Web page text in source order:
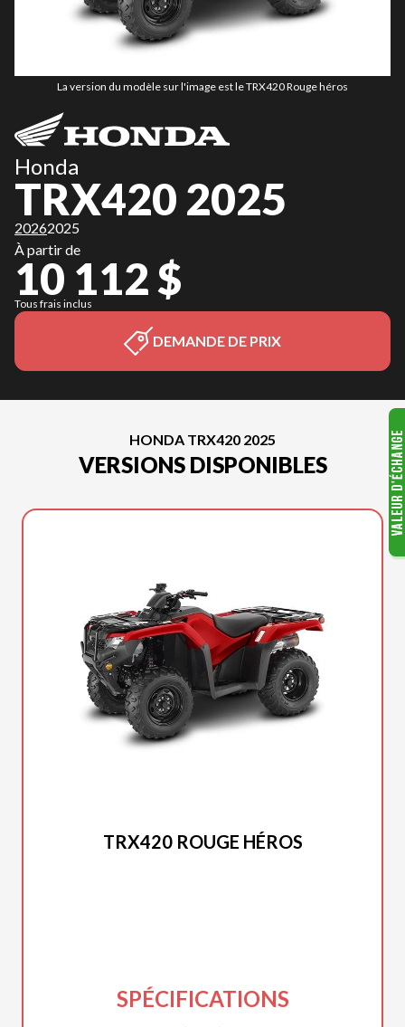
La version du modèle sur l'image est le TRX420 Rouge héros
Honda
TRX420 2025
20262025
À partir de
10 112 $
Tous frais inclus
DEMANDE DE PRIX
HONDA TRX420 2025
VERSIONS DISPONIBLES
TRX420 ROUGE HÉROS
SPÉCIFICATIONS